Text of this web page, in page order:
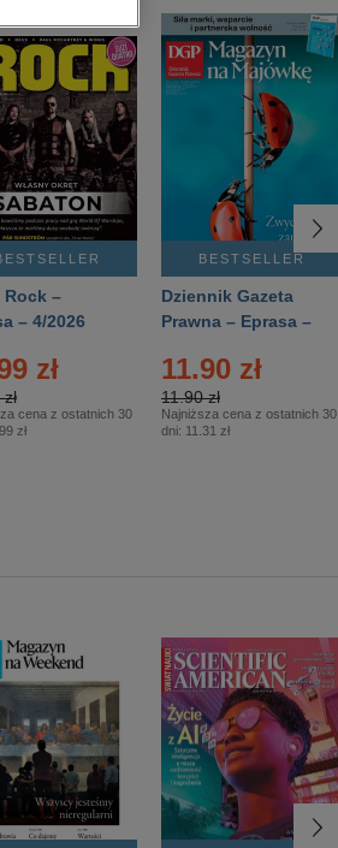
Rock –
– 4/2026
zł
cena z ostatnich 30
zł
BESTSELLER
Dziennik Gazeta
Prawna – Eprasa –
11.90 zł
11.90 zł
Najniższa cena z ostatnich 30
dni: 11.31 zł